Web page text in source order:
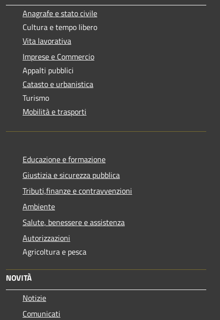
Anagrafe e stato civile
Cultura e tempo libero
Vita lavorativa
Imprese e Commercio
Appalti pubblici
Catasto e urbanistica
Turismo
Mobilità e trasporti
Educazione e formazione
Giustizia e sicurezza pubblica
Tributi,finanze e contravvenzioni
Ambiente
Salute, benessere e assistenza
Autorizzazioni
Agricoltura e pesca
NOVITÀ
Notizie
Comunicati